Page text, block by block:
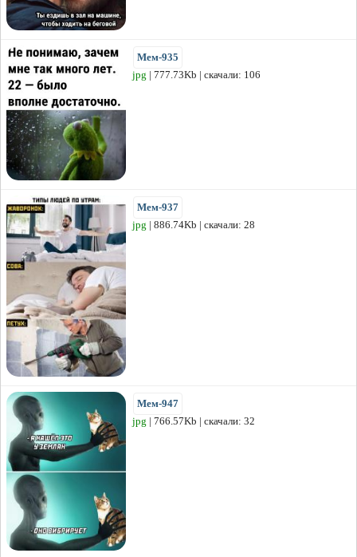
Мем-935
jpg | 777.73Kb | скачали: 106
Мем-937
jpg | 886.74Kb | скачали: 28
Мем-947
jpg | 766.57Kb | скачали: 32